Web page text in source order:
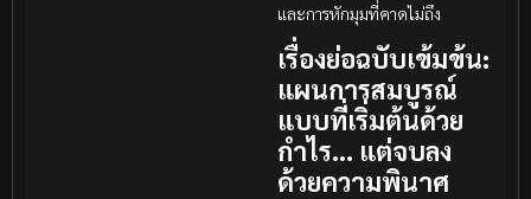
และการหักมุมที่คาดไม่ถึง
เรื่องย่อฉบับเข้มข้น:
แผนการสมบูรณ์
แบบที่เริ่มต้นด้วย
กำไร… แต่จบลง
ด้วยความพินาศ